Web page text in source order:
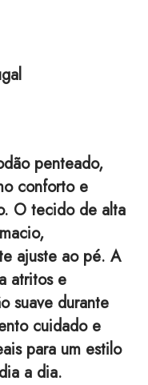
penteado,
conforto e
O tecido de alta
ajuste ao pé. A
atritos e
suave durante
cuidado e
para um estilo
a dia.